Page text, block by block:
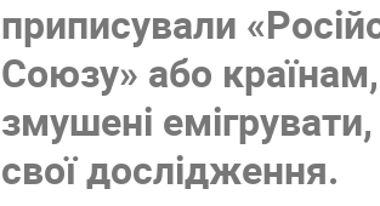
приписували
Союзу» або
змушені
свої дослідження.